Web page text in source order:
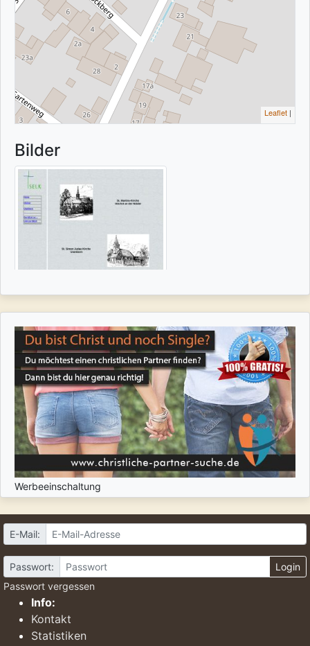
Leaflet |
Bilder
Werbeeinschaltung
E-Mail:
Passwort:
Login
Passwort vergessen
Info:
Kontakt
Statistiken